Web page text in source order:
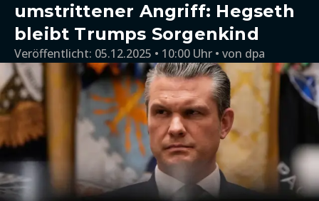
umstrittener Angriff: Hegseth
bleibt Trumps Sorgenkind
Veröffentlicht: 05.12.2025 • 10:00 Uhr von dpa